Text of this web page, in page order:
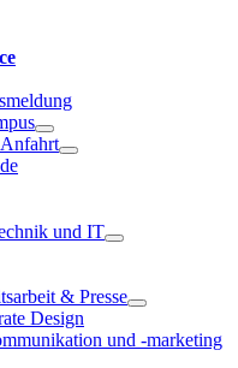
und IT
& Presse
Design
und -marketing